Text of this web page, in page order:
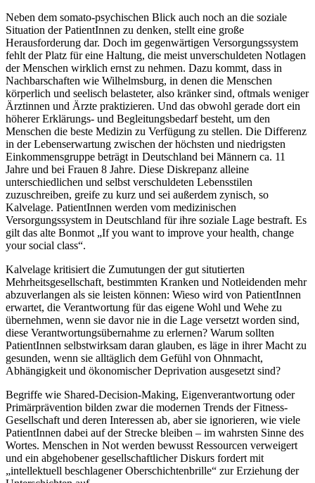
Neben dem somato-psychischen Blick auch noch an die soziale
Situation der PatientInnen zu denken, stellt eine große
Herausforderung dar. Doch im gegenwärtigen Versorgungssystem
fehlt der Platz für eine Haltung, die meist unverschuldeten Notlagen
der Menschen wirklich ernst zu nehmen. Dazu kommt, dass in
Nachbarschaften wie Wilhelmsburg, in denen die Menschen
körperlich und seelisch belasteter, also kränker sind, oftmals weniger
Ärztinnen und Ärzte praktizieren. Und das obwohl gerade dort ein
höherer Erklärungs- und Begleitungsbedarf besteht, um den
Menschen die beste Medizin zu Verfügung zu stellen. Die Differenz
in der Lebenserwartung zwischen der höchsten und niedrigsten
Einkommensgruppe beträgt in Deutschland bei Männern ca. 11
Jahre und bei Frauen 8 Jahre. Diese Diskrepanz alleine
unterschiedlichen und selbst verschuldeten Lebensstilen
zuzuschreiben, greife zu kurz und sei außerdem zynisch, so
Kalvelage. PatientInnen werden vom medizinischen
Versorgungssystem in Deutschland für ihre soziale Lage bestraft. Es
gilt das alte Bonmot „If you want to improve your health, change
your social class“.
Kalvelage kritisiert die Zumutungen der gut situtierten
Mehrheitsgesellschaft, bestimmten Kranken und Notleidenden mehr
abzuverlangen als sie leisten können: Wieso wird von PatientInnen
erwartet, die Verantwortung für das eigene Wohl und Wehe zu
übernehmen, wenn sie davor nie in die Lage versetzt worden sind,
diese Verantwortungsübernahme zu erlernen? Warum sollten
PatientInnen selbstwirksam daran glauben, es läge in ihrer Macht zu
gesunden, wenn sie alltäglich dem Gefühl von Ohnmacht,
Abhängigkeit und ökonomischer Deprivation ausgesetzt sind?
Begriffe wie Shared-Decision-Making, Eigenverantwortung oder
Primärprävention bilden zwar die modernen Trends der Fitness-
Gesellschaft und deren Interessen ab, aber sie ignorieren, wie viele
PatientInnen dabei auf der Strecke bleiben – im wahrsten Sinne des
Wortes. Menschen in Not werden bewusst Ressourcen verweigert
und ein abgehobener gesellschaftlicher Diskurs fordert mit
„intellektuell beschlagener Oberschichtenbrille“ zur Erziehung der